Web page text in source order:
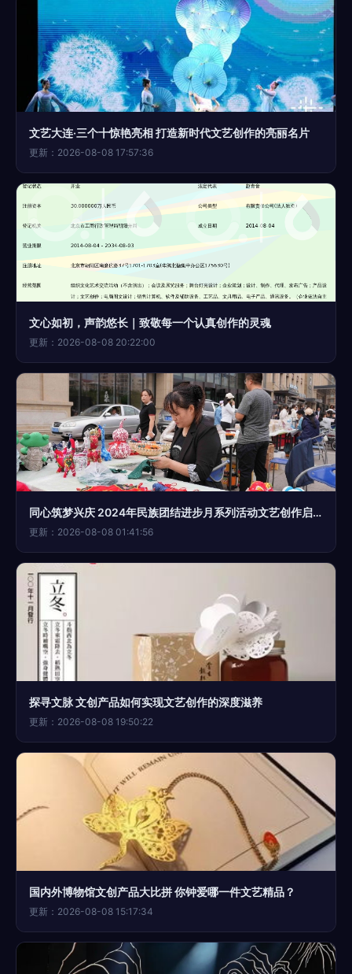
文艺大连·三个十惊艳亮相 打造新时代文艺创作的亮丽名片
更新：2026-08-08 17:57:36
文心如初，声韵悠长｜致敬每一个认真创作的灵魂
更新：2026-08-08 20:22:00
同心筑梦兴庆 2024年民族团结进步月系列活动文艺创作启动纪实
更新：2026-08-08 01:41:56
探寻文脉 文创产品如何实现文艺创作的深度滋养
更新：2026-08-08 19:50:22
国内外博物馆文创产品大比拼 你钟爱哪一件文艺精品？
更新：2026-08-08 15:17:34